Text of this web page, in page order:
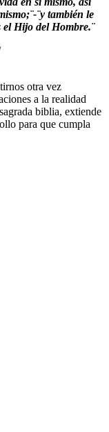
¨y también le
Hijo del Hombre.¨
otra vez
a la realidad
biblia, extiende
para que cumpla